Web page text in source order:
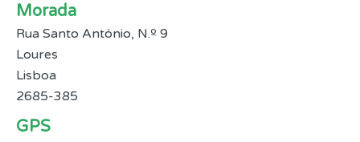
Morada
Rua Santo António, N.º 9
Loures
Lisboa
2685-385
GPS